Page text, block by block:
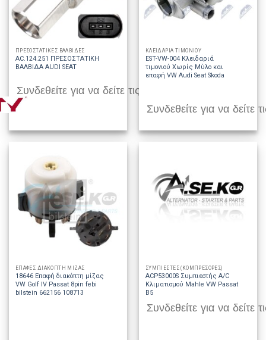
ΠΡΕΣΟΣΤΑΤΙΚΕΣ ΒΑΛΒΙΔΕΣ
AC.124.251 ΠΡΕΣΟΣΤΑΤΙΚΗ
ΒΑΛΒΙΔΑ AUDI SEAT
Συνδεθείτε για να δείτε τις τιμές
ΚΛΕΙΔΑΡΙΑ ΤΙΜΟΝΙΟΥ
EST-VW-004 Κλειδαριά
τιμονιού Χωρίς Μύλο και
επαφή VW Audi Seat Skoda
Συνδεθείτε για να δείτε
ΕΠΑΦΕΣ ΔΙΑΚΟΠΤΗ ΜΙΖΑΣ
18646 Επαφή διακόπτη μίζας
VW Golf IV Passat 8pin febi
bilstein 662156 108713
ΣΥΜΠΙΕΣΤΕΣ (ΚΟΜΠΡΕΣΟΡΕΣ)
ACP53000S Συμπιεστής A/C
Κλιματισμού Mahle VW Passat
B5
Συνδεθείτε για να δείτε